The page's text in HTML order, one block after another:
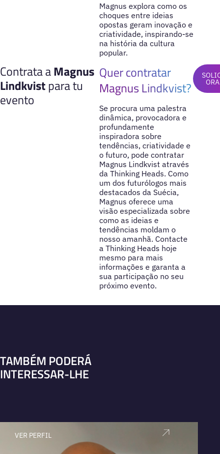
Magnus explora como os
choques entre ideias
opostas geram inovação e
criatividade, inspirando-se
na história da cultura
popular.
Contrata aMagnus
Lindkvistpara tu
evento
Quer contratar
Magnus Lindkvist?
Se procura uma palestra
dinâmica, provocadora e
profundamente
inspiradora sobre
tendências, criatividade e
o futuro, pode contratar
Magnus Lindkvist através
da Thinking Heads. Como
um dos futurólogos mais
destacados da Suécia,
Magnus oferece uma
visão especializada sobre
como as ideias e
tendências moldam o
nosso amanhã. Contacte
a Thinking Heads hoje
mesmo para mais
informações e garanta a
sua participação no seu
próximo evento.
TAMBÉM PODERÁ
INTERESSAR-LHE
VER PERFIL